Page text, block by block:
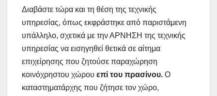
Διαβάστε τώρα και τη θέση της τεχνικής
υπηρεσίας, όπως εκφράστηκε από παριστάμενη
υπάλληλο, σχετικά με την ΑΡΝΗΣΗ της τεχνικής
υπηρεσίας να εισηγηθεί θετικά σε αίτημα
επιχείρησης που ζητούσε παραχώρηση
κοινόχρηστου χώρου επί του πρασίνου. Ο
καταστηματάρχης που ζήτησε τον χώρο,